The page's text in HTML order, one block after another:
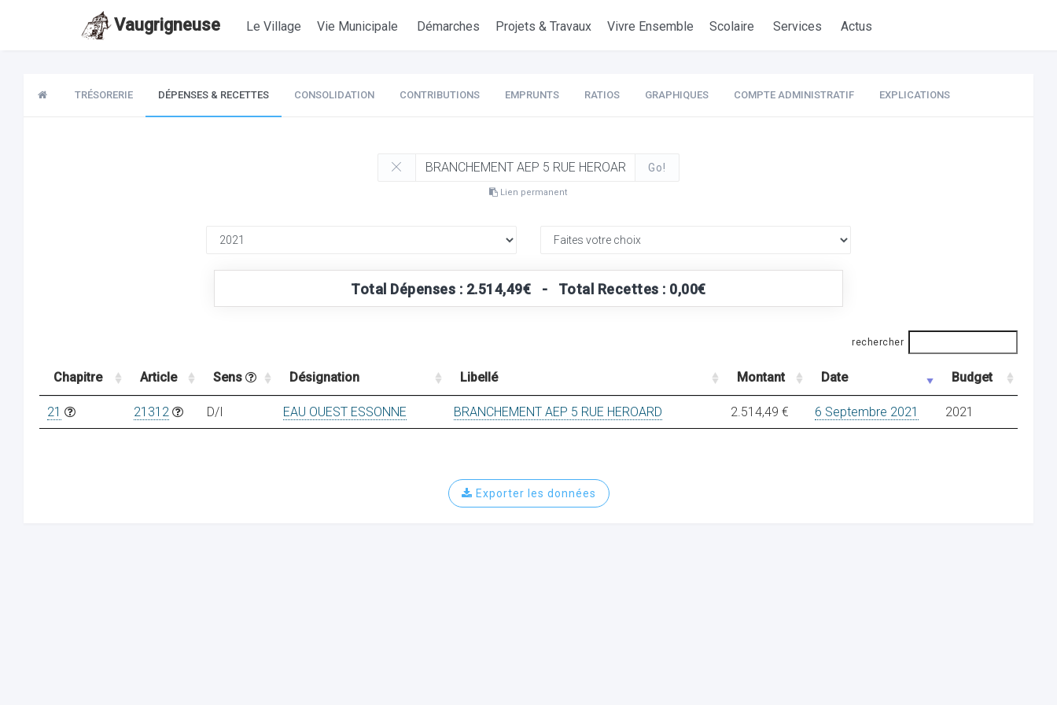
Vaugrigneuse Le Village Vie Municipale Démarches Projets & Travaux Vivre Ensemble Scolaire Services Actus
TRÉSORERIE DÉPENSES & RECETTES CONSOLIDATION CONTRIBUTIONS EMPRUNTS RATIOS GRAPHIQUES COMPTE ADMINISTRATIF EXPLICATIONS
Go!
Lien permanent
Total Dépenses : 2.514,49€ - Total Recettes : 0,00€
rechercher
Chapitre Article Sens Désignation Libellé Montant Date Budget
21 21312 D/I EAU OUEST ESSONNE BRANCHEMENT AEP 5 RUE HEROARD 2.514,49 € 6 Septembre 2021 2021
Exporter les données